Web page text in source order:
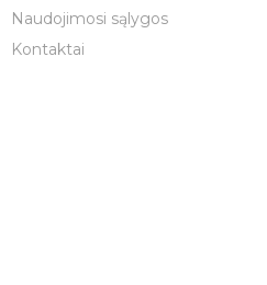
Naudojimosi sąlygos
Kontaktai